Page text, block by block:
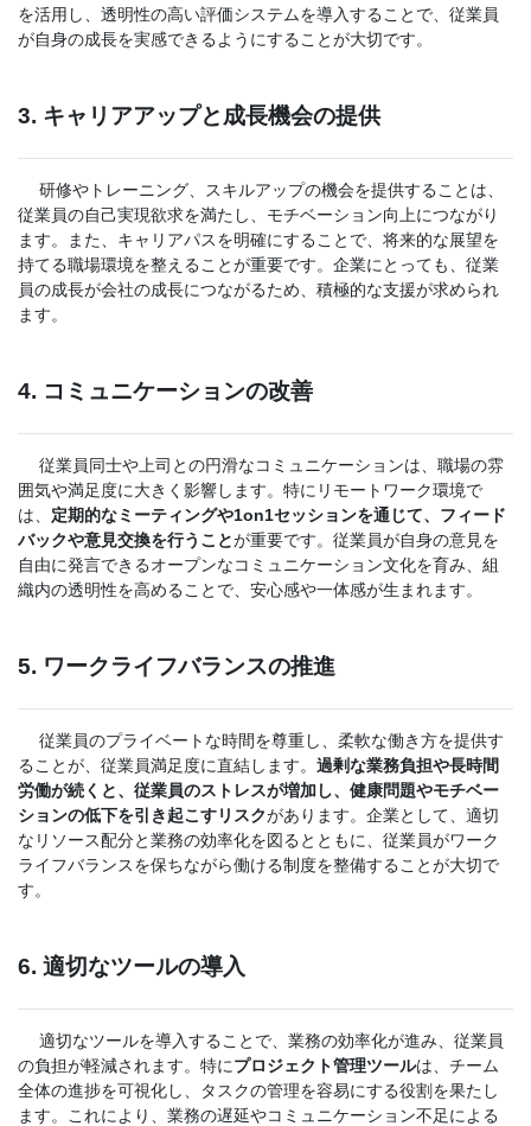
を活用し、透明性の高い評価システムを導入することで、従業員
が自身の成長を実感できるようにすることが大切です。
3. キャリアアップと成長機会の提供
研修やトレーニング、スキルアップの機会を提供することは、
従業員の自己実現欲求を満たし、モチベーション向上につながり
ます。また、キャリアパスを明確にすることで、将来的な展望を
持てる職場環境を整えることが重要です。企業にとっても、従業
員の成長が会社の成長につながるため、積極的な支援が求められ
ます。
4. コミュニケーションの改善
従業員同士や上司との円滑なコミュニケーションは、職場の雰
囲気や満足度に大きく影響します。特にリモートワーク環境で
は、 定期的なミーティングや1on1セッションを通じて、フィード
バックや意見交換を行うことが重要です。従業員が自身の意見を
自由に発言できるオープンなコミュニケーション文化を育み、組
織内の透明性を高めることで、安心感や一体感が生まれます。
5. ワークライフバランスの推進
従業員のプライベートな時間を尊重し、柔軟な働き方を提供す
ることが、従業員満足度に直結します。 過剰な業務負担や長時間
労働が続くと、従業員のストレスが増加し、健康問題やモチベー
ションの低下を引き起こすリスクがあります。企業として、適切
なリソース配分と業務の効率化を図るとともに、従業員がワーク
ライフバランスを保ちながら働ける制度を整備することが大切で
す。
6. 適切なツールの導入
適切なツールを導入することで、業務の効率化が進み、従業員
の負担が軽減されます。特にプロジェクト管理ツールは、チーム
全体の進捗を可視化し、タスクの管理を容易にする役割を果たし
ます。これにより、業務の遅延やコミュニケーション不足による